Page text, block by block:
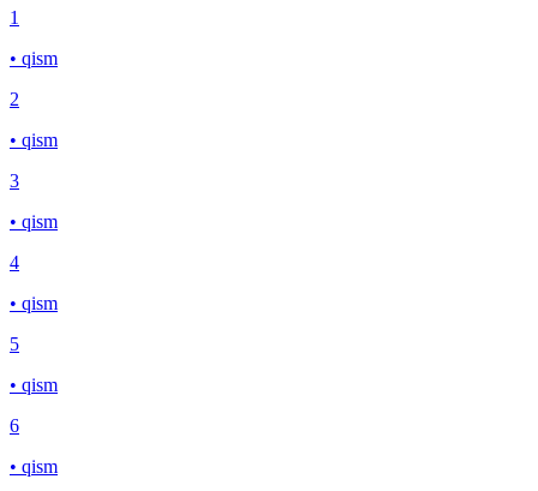
1
• qism
2
• qism
3
• qism
4
• qism
5
• qism
6
• qism